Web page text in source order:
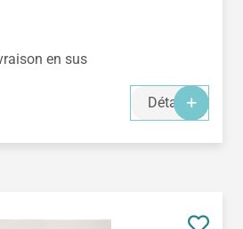
en sus
Détails